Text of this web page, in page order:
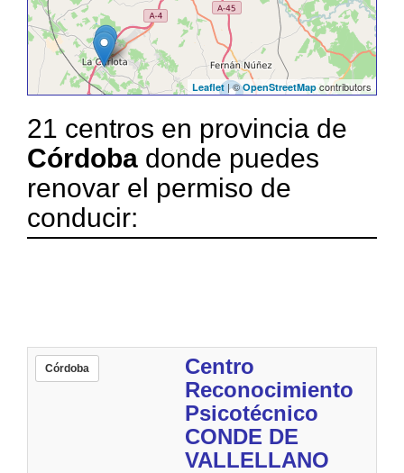
Leaflet| ©OpenStreetMap contributors
21 centros en provincia de
Córdoba donde puedes
renovar el permiso de
conducir:
Córdoba
Centro
Reconocimiento
Psicotécnico
CONDE DE
VALLELLANO